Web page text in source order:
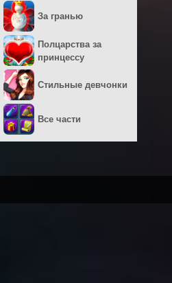
За гранью
Полцарства за
принцессу
Стильные девчонки
Все части